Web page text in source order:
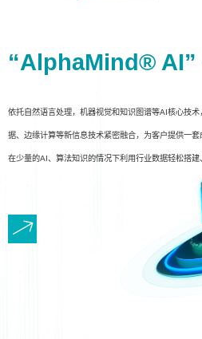
“AlphaMind® AI”
依托自然语言处理，机器视觉和知识图谱等AI核心技
据、边缘计算等新信息技术紧密融合，为客户提供一
在少量的AI、算法知识的情况下利用行业数据轻松搭建